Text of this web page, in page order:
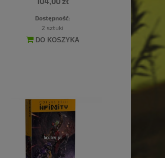
Dostępność:
2 sztuki
DO KOSZYKA